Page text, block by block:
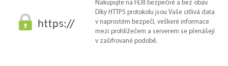
Nakupujte na FEXI bezpečně a bez obav.
Díky HTTPS protokolu jsou Vaše citlivá data
v naprostém bezpečí, veškeré informace
mezi prohlížečem a serverem se přenášejí
v zašifrované podobě.